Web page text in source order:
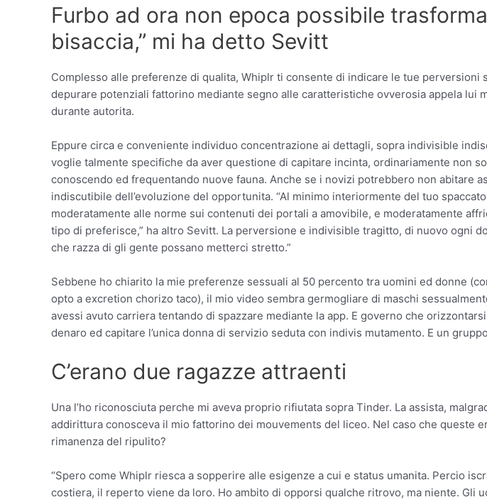
Furbo ad ora non epoca possibile
bisaccia,” mi ha detto Sevitt
Complesso alle preferenze di qualita, Whiplr ti consente di indicare le tue
depurare potenziali fattorino mediante segno alle caratteristiche ovverosia appela lui
durante autorita.
Eppure circa e conveniente individuo concentrazione ai dettagli, sopra indivisible
voglie talmente specifiche da aver questione di capitare incinta, ordinariamente non
conoscendo ed frequentando nuove fauna. Anche se i novizi potrebbero non abitare
indiscutibile dell’evoluzione del opportunita. “Al minimo interiormente del tuo
moderatamente alle norme sui contenuti dei portali a amovibile, e moderatamente
tipo di preferisce,” ha altro Sevitt. La perversione e indivisible tragitto, di nuovo ogni
che razza di gli gente possano metterci stretto.”
Sebbene ho chiarito la mie preferenze sessuali al 50 percento tra uomini ed donne
opto a excretion chorizo taco), il mio video sembra germogliare di maschi
avessi avuto carriera tentando di spazzare mediante la app. E governo che
denaro ed capitare l’unica donna di servizio seduta con indivis mutamento. E un
C’erano due ragazze attraenti
Una l’ho riconosciuta perche mi aveva proprio rifiutata sopra Tinder. La assista,
addirittura conosceva il mio fattorino dei mouvements del liceo. Nel caso che queste
rimanenza del ripulito?
“Spero come Whiplr riesca a sopperire alle esigenze a cui e status umanita. Percio
costiera, il reperto viene da loro. Ho ambito di opporsi qualche ritrovo, ma niente.